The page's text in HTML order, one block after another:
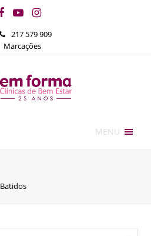
Facebook
YouTubeInstagram
217 579 909
Marcações
MENU
Batidos